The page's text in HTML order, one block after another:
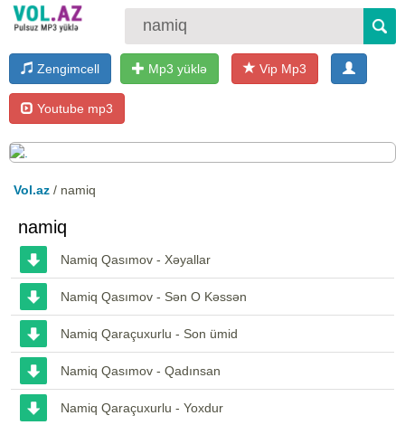
Zengimcell Mp3 yüklə Vip Mp3
Youtube mp3
Vol.az / namiq
namiq
Namiq Qasımov - Xəyallar
Namiq Qasımov - Sən O Kəssən
Namiq Qaraçuxurlu - Son ümid
Namiq Qasımov - Qadınsan
Namiq Qaraçuxurlu - Yoxdur